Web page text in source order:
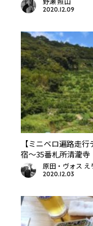
2020.12.09
【ミニベロ遍路走
宿〜35番札所清瀧寺
原田・ヴォス え
2020.12.03